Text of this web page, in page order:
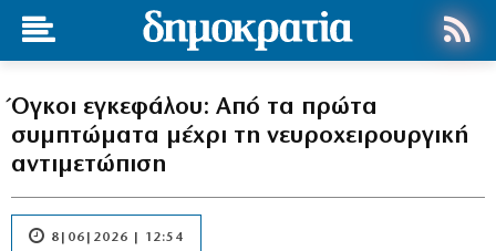
Όγκοι εγκεφάλου: Από τα πρώτα
συμπτώματα μέχρι τη νευροχειρουργική
αντιμετώπιση
8|06|2026 | 12:54